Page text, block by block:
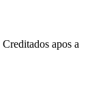
Creditados apos a